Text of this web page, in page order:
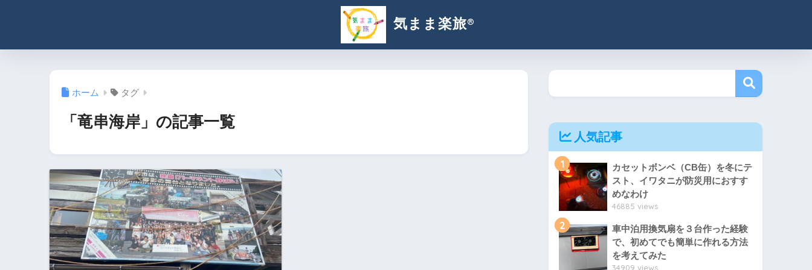
気まま楽旅®︎
ホーム タグ
「竜串海岸」の記事一覧
人気記事
1
カセットボンベ（CB缶）を冬にテ
スト、イワタニが防災用におすす
めなわけ
46885 views
2
車中泊用換気扇を３台作った経験
で、初めてでも簡単に作れる方法
を考えてみた
34909 views